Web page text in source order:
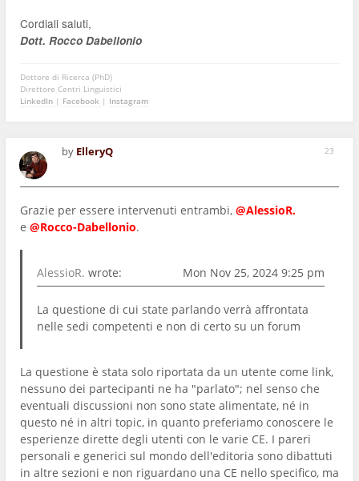
Cordiali saluti,
Dott. Rocco Dabellonio
Dottore di Ricerca (PhD)
Direttore Centri Linguistici
LinkedIn | Facebook | Instagram
23
by ElleryQ
Grazie per essere intervenuti entrambi, @AlessioR.
e @Rocco-Dabellonio.
AlessioR. wrote: Mon Nov 25, 2024 9:25 pm
La questione di cui state parlando verrà affrontata
nelle sedi competenti e non di certo su un forum
La questione è stata solo riportata da un utente come link,
nessuno dei partecipanti ne ha "parlato"; nel senso che
eventuali discussioni non sono state alimentate, né in
questo né in altri topic, in quanto preferiamo conoscere le
esperienze dirette degli utenti con le varie CE. I pareri
personali e generici sul mondo dell'editoria sono dibattuti
in altre sezioni e non riguardano una CE nello specifico, ma